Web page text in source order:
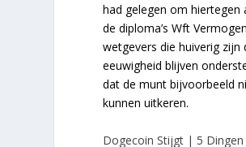
had gelegen om
de diploma’s Wft
wetgevers die huiverig
eeuwigheid blijven
dat de munt bijvoorbeeld
kunnen uitkeren.
Dogecoin Stijgt | 5